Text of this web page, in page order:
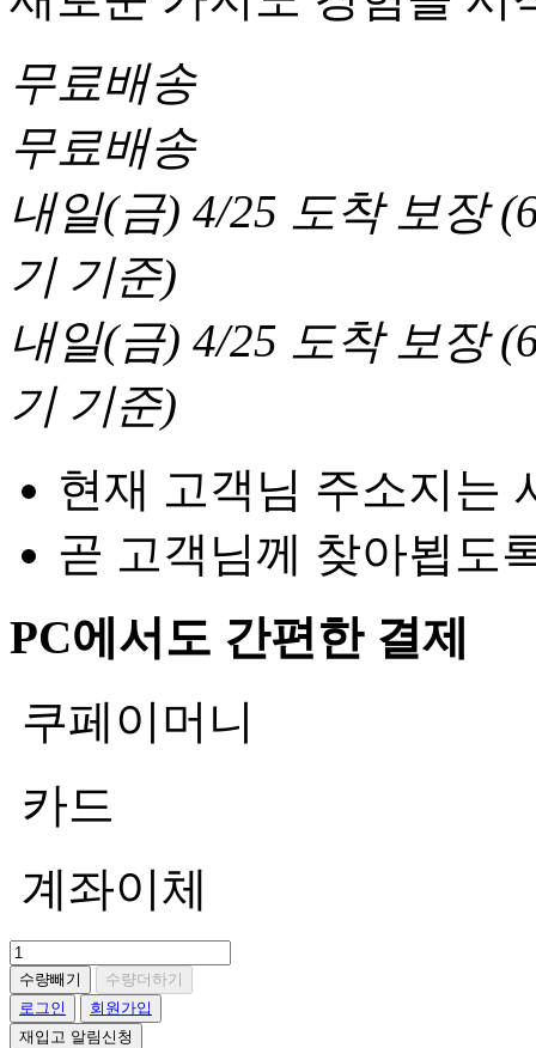
무료배송
무료배송
내일(금) 4/25 도착 보장(
기 기준)
내일(금) 4/25 도착 보장(
기 기준)
현재 고객님 주소지는
곧 고객님께 찾아뵙도
PC에서도 간편한 결제
쿠페이머니
카드
계좌이체
수량빼기
수량더하기
로그인
회원가입
재입고 알림신청